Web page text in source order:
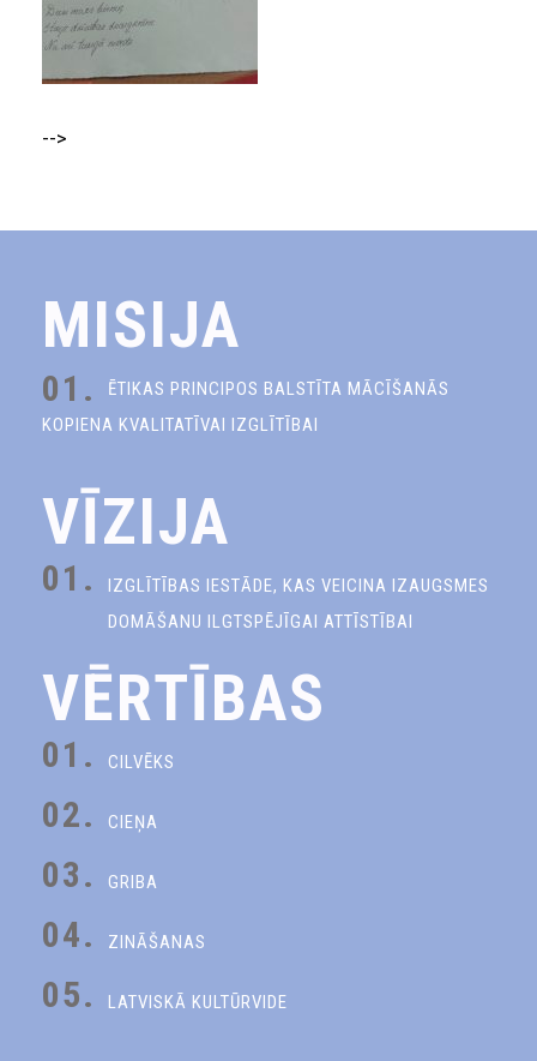
-->
MISIJA
01.
ĒTIKAS PRINCIPOS BALSTĪTA MĀCĪŠANĀS
KOPIENA KVALITATĪVAI IZGLĪTĪBAI
VĪZIJA
01.
IZGLĪTĪBAS IESTĀDE, KAS VEICINA IZAUGSMES
DOMĀŠANU ILGTSPĒJĪGAI ATTĪSTĪBAI
VĒRTĪBAS
01. CILVĒKS
02. CIEŅA
03. GRIBA
04. ZINĀŠANAS
05. LATVISKĀ KULTŪRVIDE